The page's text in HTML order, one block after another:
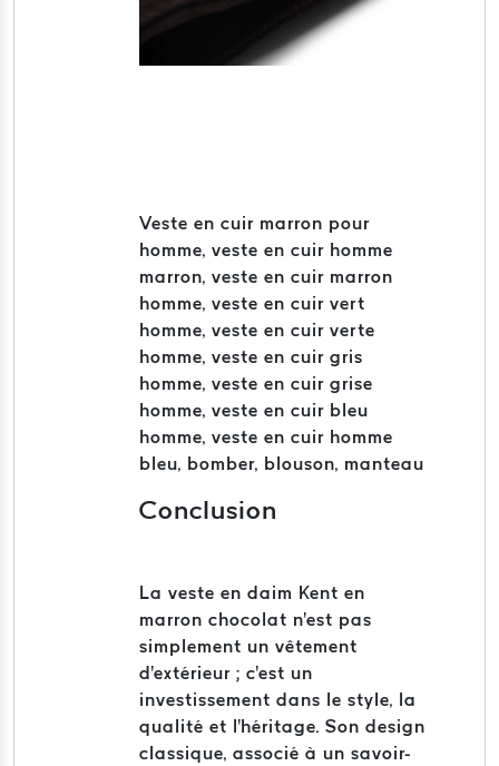
Veste en cuir marron pour
homme, veste en cuir homme
marron, veste en cuir marron
homme, veste en cuir vert
homme, veste en cuir verte
homme, veste en cuir gris
homme, veste en cuir grise
homme, veste en cuir bleu
homme, veste en cuir homme
bleu, bomber, blouson, manteau​
Conclusion
La veste en daim Kent en
marron chocolat n'est pas
simplement un vêtement
d'extérieur ; c'est un
investissement dans le style, la
qualité et l'héritage. Son design
classique, associé à un savoir-